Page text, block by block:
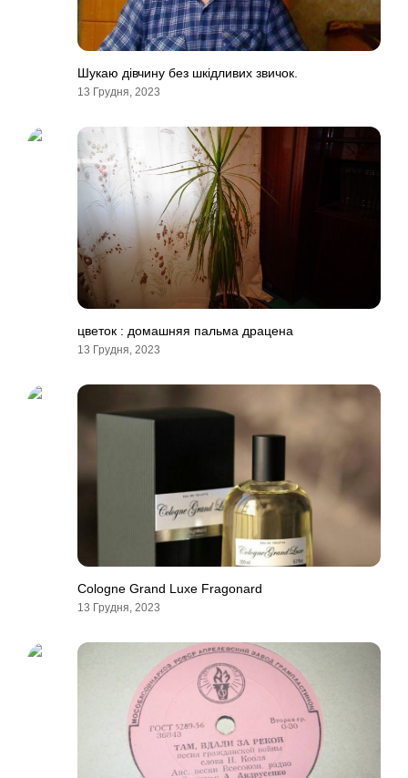
Шукаю дівчину без шкідливих звичок.
13 Грудня, 2023
цветок : домашняя пальма драцена
13 Грудня, 2023
Cologne Grand Luxe Fragonard
13 Грудня, 2023